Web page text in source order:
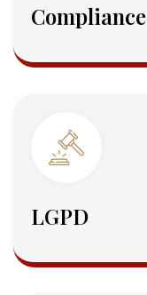
Compliance
LGPD